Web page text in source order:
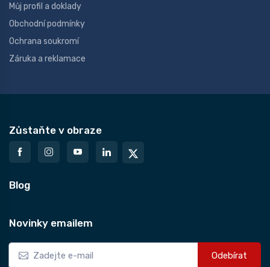
Můj profil a doklady
Obchodní podmínky
Ochrana soukromí
Záruka a reklamace
Zůstaňte v obraze
Blog
Novinky emailem
Odebírat